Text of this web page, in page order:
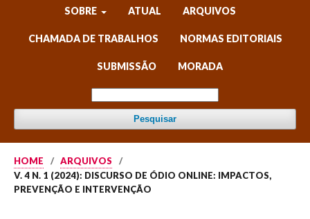
SOBRE ATUAL ARQUIVOS
CHAMADA DE TRABALHOS NORMAS EDITORIAIS
SUBMISSÃO MORADA
Pesquisar
HOME / ARQUIVOS
/
V. 4 N. 1 (2024): DISCURSO DE ÓDIO ONLINE: IMPACTOS,
PREVENÇÃO E INTERVENÇÃO